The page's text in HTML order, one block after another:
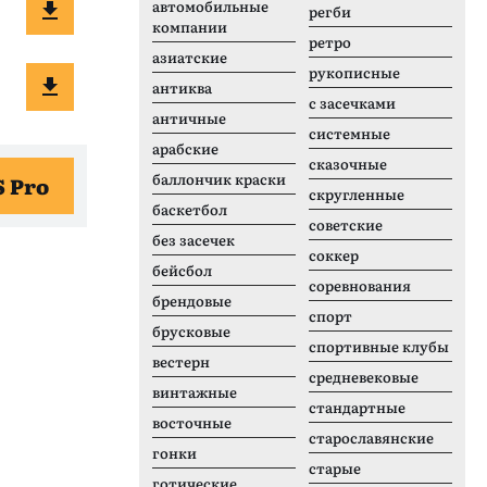
Pro
автомобильные
компании
азиатские
антиква
античные
арабские
баллончик краски
баскетбол
без засечек
бейсбол
брендовые
брусковые
вестерн
винтажные
восточные
гонки
регби
ретро
рукописные
с засечками
системные
сказочные
скругленные
советские
соккер
соревнования
спорт
спортивные клубы
средневековые
стандартные
старославянские
старые